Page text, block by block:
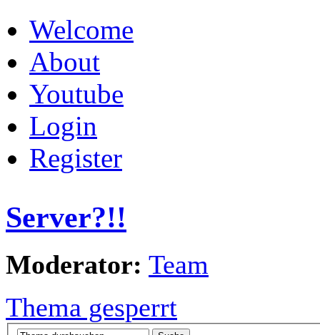
Welcome
About
Youtube
Login
Register
Server?!!
Moderator: Team
Thema gesperrt